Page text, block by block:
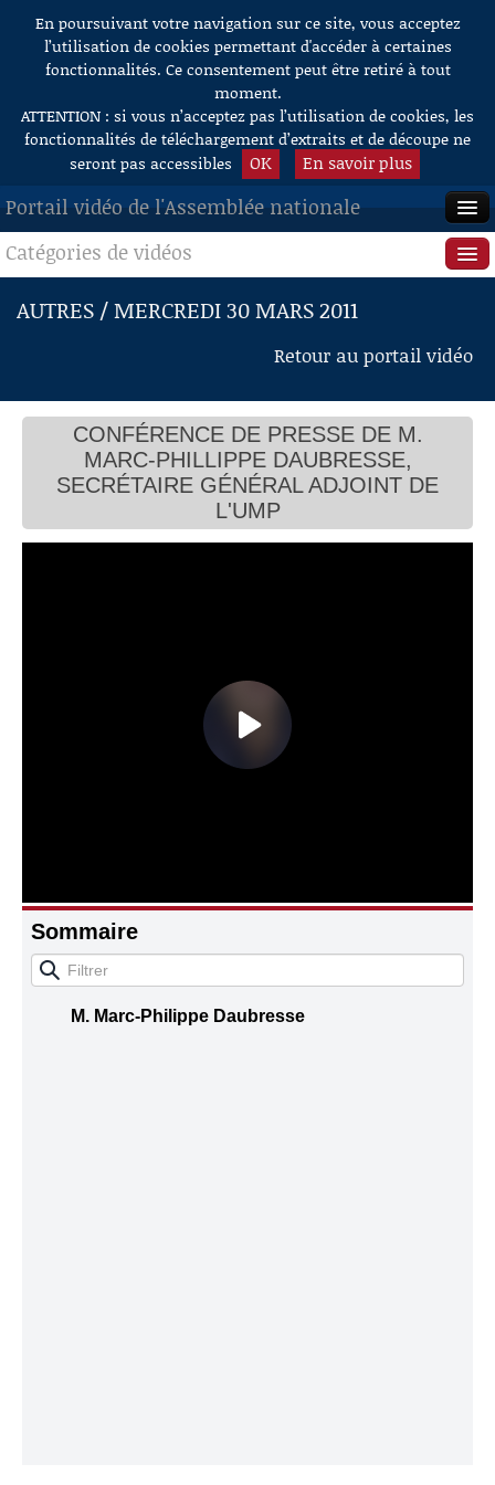
Aller au contenu
En poursuivant votre navigation sur ce site, vous acceptez
l’utilisation de cookies permettant d'accéder à certaines
fonctionnalités. Ce consentement peut être retiré à tout
moment.
ATTENTION : si vous n’acceptez pas l’utilisation de cookies, les
fonctionnalités de téléchargement d’extraits et de découpe ne
seront pas accessibles
OK En savoir plus
Portail vidéo de l'Assemblée nationale
ACCUEIL
EN DIRECT
RECHERCHE
AIDE À LA DÉCOUPE
DE VIDÉOS
Catégories de vidéos
Séance publique
Questions au Gouvernement
Commissions
Présidence
Évènements
Connaissance, Histoire
AUTRES / MERCREDI 30 MARS 2011
Retour au portail vidéo
CONFÉRENCE DE PRESSE DE M.
MARC-PHILLIPPE DAUBRESSE,
SECRÉTAIRE GÉNÉRAL ADJOINT DE
L'UMP
Sommaire
M. Marc-Philippe Daubresse